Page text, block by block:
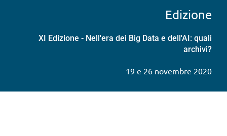
Edizione
XI Edizione - Nell'era dei Big Data e dell'AI: quali
archivi?
19 e 26 novembre 2020